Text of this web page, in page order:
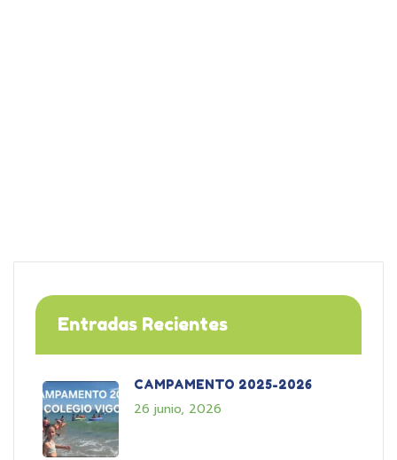
Entradas Recientes
CAMPAMENTO 2025-2026
26 junio, 2026